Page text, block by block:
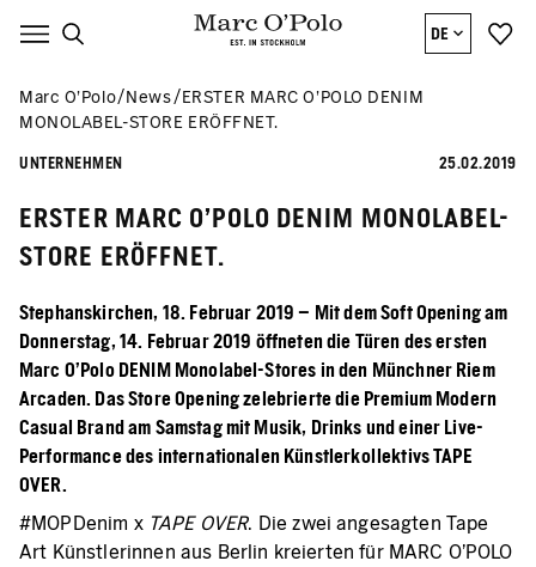
DE
Marc O’Polo News
ERSTER MARC O’POLO DENIM
MONOLABEL-STORE ERÖFFNET.
UNTERNEHMEN 25.02.2019
ERSTER MARC O’POLO DENIM MONOLABEL-
STORE ERÖFFNET.
Stephanskirchen, 18. Februar 2019 – Mit dem Soft Opening am
Donnerstag, 14. Februar 2019 öffneten die Türen des ersten
Marc O’Polo DENIM Monolabel-Stores in den Münchner Riem
Arcaden. Das Store Opening zelebrierte die Premium Modern
Casual Brand am Samstag mit Musik, Drinks und einer Live-
Performance des internationalen Künstlerkollektivs TAPE
OVER.
#MOPDenim x TAPE OVER. Die zwei angesagten Tape
Art Künstlerinnen aus Berlin kreierten für MARC O’POLO